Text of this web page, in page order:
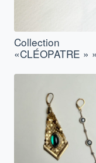
Collection
«CLÉOPATRE » »